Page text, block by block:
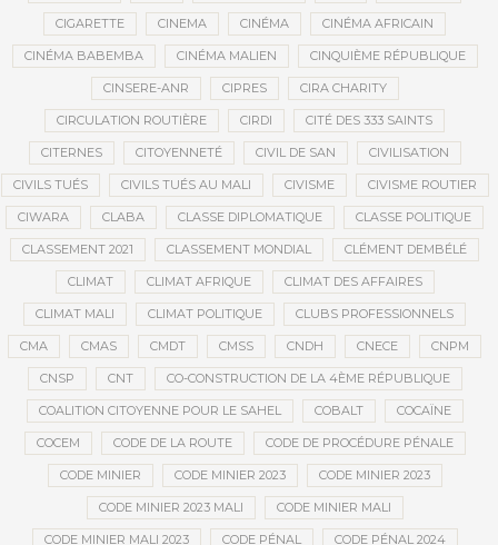
CIGARETTE CINEMA CINÉMA CINÉMA AFRICAIN
CINÉMA BABEMBA CINÉMA MALIEN CINQUIÈME RÉPUBLIQUE
CINSERE-ANR CIPRES CIRA CHARITY
CIRCULATION ROUTIÈRE CIRDI CITÉ DES 333 SAINTS
CITERNES CITOYENNETÉ CIVIL DE SAN CIVILISATION
CIVILS TUÉS CIVILS TUÉS AU MALI CIVISME CIVISME ROUTIER
CIWARA CLABA CLASSE DIPLOMATIQUE CLASSE POLITIQUE
CLASSEMENT 2021 CLASSEMENT MONDIAL CLÉMENT DEMBÉLÉ
CLIMAT CLIMAT AFRIQUE CLIMAT DES AFFAIRES
CLIMAT MALI CLIMAT POLITIQUE CLUBS PROFESSIONNELS
CMA CMAS CMDT CMSS CNDH CNECE CNPM
CNSP CNT CO-CONSTRUCTION DE LA 4ÈME RÉPUBLIQUE
COALITION CITOYENNE POUR LE SAHEL COBALT COCAÏNE
COCEM CODE DE LA ROUTE CODE DE PROCÉDURE PÉNALE
CODE MINIER CODE MINIER 2023 CODE MINIER 2023
CODE MINIER 2023 MALI CODE MINIER MALI
CODE MINIER MALI 2023 CODE PÉNAL CODE PÉNAL 2024